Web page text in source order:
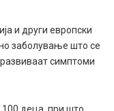
и други европски
заболување што се
симптоми